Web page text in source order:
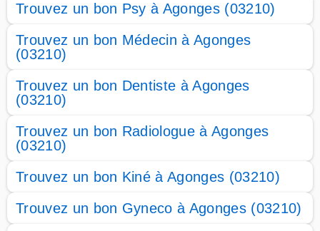
Trouvez un bon Psy à Agonges (03210)
Trouvez un bon Médecin à Agonges
(03210)
Trouvez un bon Dentiste à Agonges
(03210)
Trouvez un bon Radiologue à Agonges
(03210)
Trouvez un bon Kiné à Agonges (03210)
Trouvez un bon Gyneco à Agonges (03210)